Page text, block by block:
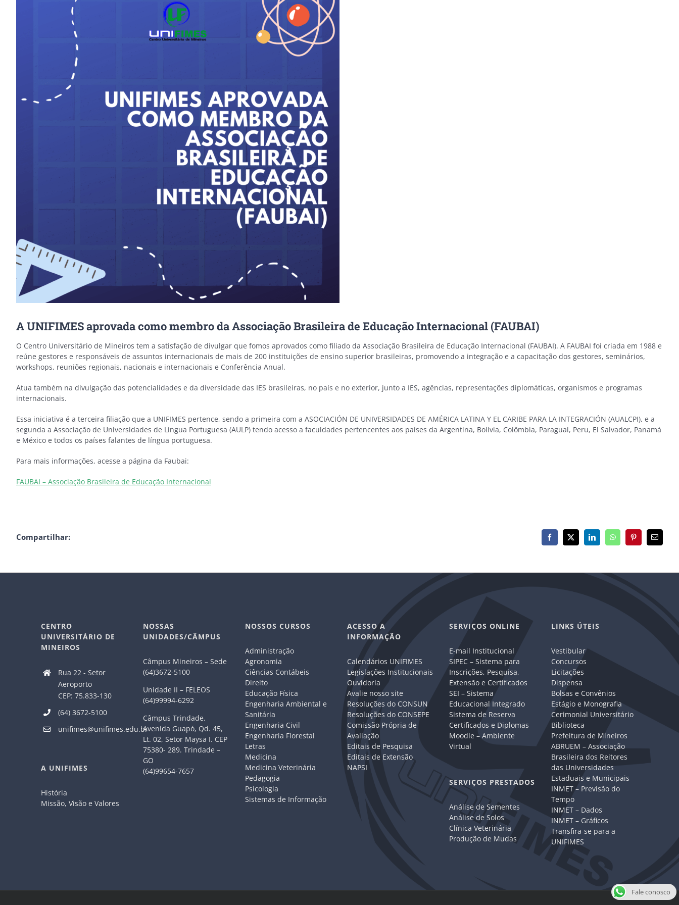
A UNIFIMES aprovada como membro da Associação Brasileira de Educação Internacional (FAUBAI)
O Centro Universitário de Mineiros tem a satisfação de divulgar que fomos aprovados como filiado da Associação Brasileira de Educação Internacional (FAUBAI). A FAUBAI foi criada em 1988 e
reúne gestores e responsáveis de assuntos internacionais de mais de 200 instituições de ensino superior brasileiras, promovendo a integração e a capacitação dos gestores, seminários,
workshops, reuniões regionais, nacionais e internacionais e Conferência Anual.
Atua também na divulgação das potencialidades e da diversidade das IES brasileiras, no país e no exterior, junto a IES, agências, representações diplomáticas, organismos e programas
internacionais.
Essa iniciativa é a terceira filiação que a UNIFIMES pertence, sendo a primeira com a ASOCIACIÓN DE UNIVERSIDADES DE AMÉRICA LATINA Y EL CARIBE PARA LA INTEGRACIÓN (AUALCPI), e a
segunda a Associação de Universidades de Língua Portuguesa (AULP) tendo acesso a faculdades pertencentes aos países da Argentina, Bolívia, Colômbia, Paraguai, Peru, El Salvador, Panamá
e México e todos os países falantes de língua portuguesa.
Para mais informações, acesse a página da Faubai:
FAUBAI – Associação Brasileira de Educação Internacional
Compartilhar: Facebook
X LinkedInWhatsAppPinterest
E-
mail
CENTRO
UNIVERSITÁRIO DE
MINEIROS
Rua 22 - Setor
Aeroporto
CEP: 75.833-130
(64) 3672-5100
unifimes@unifimes.edu.br
A UNIFIMES
História
Missão, Visão e Valores
NOSSAS
UNIDADES/CÂMPUS
Câmpus Mineiros – Sede
(64)3672-5100
Unidade II – FELEOS
(64)99994-6292
Câmpus Trindade.
Avenida Guapó, Qd. 45,
Lt. 02, Setor Maysa I. CEP
75380- 289. Trindade –
GO
(64)99654-7657
NOSSOS CURSOS
Administração
Agronomia
Ciências Contábeis
Direito
Educação Física
Engenharia Ambiental e
Sanitária
Engenharia Civil
Engenharia Florestal
Letras
Medicina
Medicina Veterinária
Pedagogia
Psicologia
Sistemas de Informação
ACESSO A
INFORMAÇÃO
Calendários UNIFIMES
Legislações Institucionais
Ouvidoria
Avalie nosso site
Resoluções do CONSUN
Resoluções do CONSEPE
Comissão Própria de
Avaliação
Editais de Pesquisa
Editais de Extensão
NAPSI
SERVIÇOS ONLINE
E-mail Institucional
SIPEC – Sistema para
Inscrições, Pesquisa,
Extensão e Certificados
SEI – Sistema
Educacional Integrado
Sistema de Reserva
Certificados e Diplomas
Moodle – Ambiente
Virtual
SERVIÇOS PRESTADOS
Análise de Sementes
Análise de Solos
Clínica Veterinária
Produção de Mudas
LINKS ÚTEIS
Vestibular
Concursos
Licitações
Dispensa
Bolsas e Convênios
Estágio e Monografia
Cerimonial Universitário
Biblioteca
Prefeitura de Mineiros
ABRUEM – Associação
Brasileira dos Reitores
das Universidades
Estaduais e Municipais
INMET – Previsão do
Tempo
INMET – Dados
INMET – Gráficos
Transfira-se para a
UNIFIMES
Fale conosco